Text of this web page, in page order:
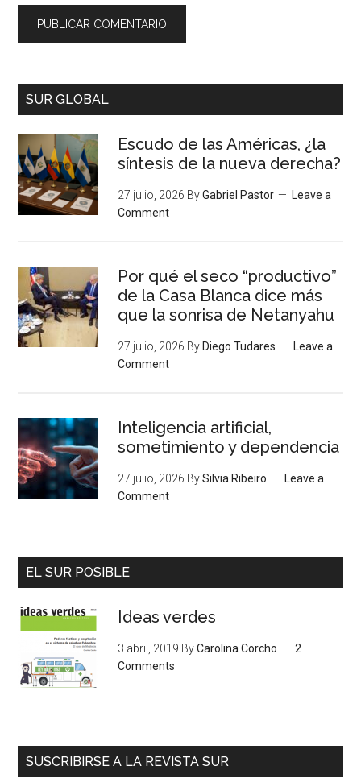
SUR GLOBAL
Escudo de las Américas, ¿la
síntesis de la nueva derecha?
27 julio, 2026 ByGabriel Pastor
Leave a
Comment
Por qué el seco “productivo”
de la Casa Blanca dice más
que la sonrisa de Netanyahu
27 julio, 2026 By Diego Tudares
Leave a
Comment
Inteligencia artificial,
sometimiento y dependencia
27 julio, 2026 BySilvia Ribeiro
Leave a
Comment
EL SUR POSIBLE
Ideas verdes
3 abril, 2019 ByCarolina Corcho
2
Comments
SUSCRIBIRSE A LA REVISTA SUR